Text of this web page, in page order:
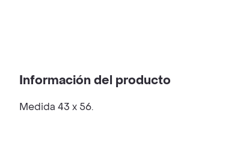
Información del producto
Medida 43 x 56.